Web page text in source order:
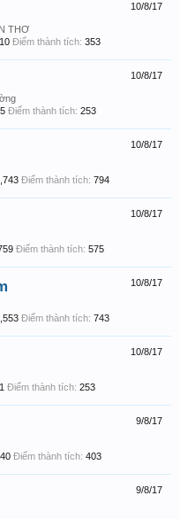
10/8/17
THƠ
Điểm thành tích: 353
10/8/17
Điểm thành tích: 253
10/8/17
Điểm thành tích: 794
10/8/17
Điểm thành tích: 575
10/8/17
Điểm thành tích: 743
10/8/17
Điểm thành tích: 253
9/8/17
Điểm thành tích: 403
9/8/17